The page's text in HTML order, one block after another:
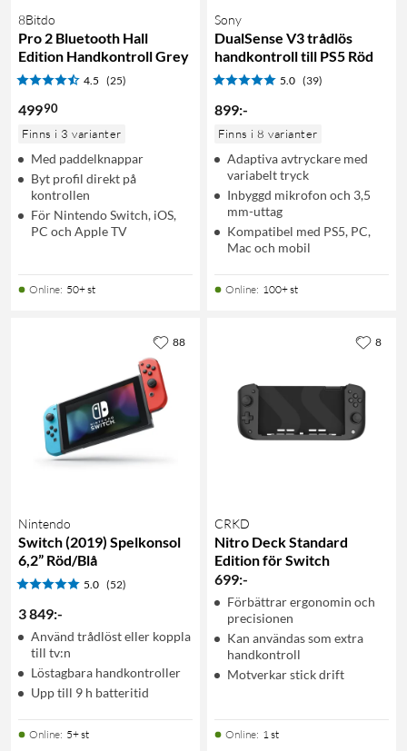
8Bitdo
Pro 2 Bluetooth Hall
Edition Handkontroll Grey
4.5 (25)
49990
Finns i 3 varianter
Med paddelknappar
Byt profil direkt på
kontrollen
För Nintendo Switch, iOS,
PC och Apple TV
Online: 50+ st
Sony
DualSense V3 trådlös
handkontroll till PS5 Röd
5.0 (39)
899:-
Finns i 8 varianter
Adaptiva avtryckare med
variabelt tryck
Inbyggd mikrofon och 3,5
mm-uttag
Kompatibel med PS5, PC,
Mac och mobil
Online: 100+ st
Nintendo
Switch (2019) Spelkonsol
6,2” Röd/Blå
5.0 (52)
3 849:-
Använd trådlöst eller koppla
till tv:n
Löstagbara handkontroller
Upp till 9 h batteritid
Online: 5+ st
88
CRKD
Nitro Deck Standard
Edition för Switch
699:-
Förbättrar ergonomin och
precisionen
Kan användas som extra
handkontroll
Motverkar stick drift
Online: 1 st
8